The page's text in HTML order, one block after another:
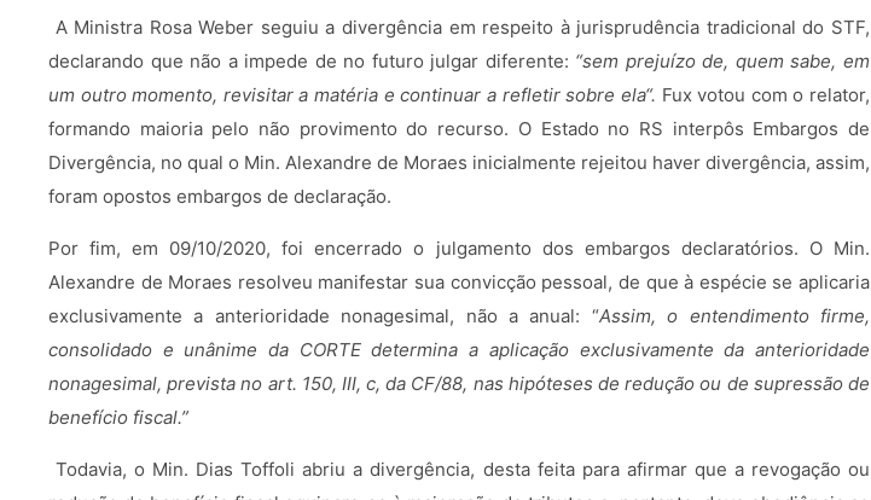
A Ministra Rosa Weber seguiu a divergência em respeito à jurisprudência tradicional do STF,
declarando que não a impede de no futuro julgar diferente: “sem prejuízo de, quem sabe, em
um outro momento, revisitar a matéria e continuar a refletir sobre ela“. Fux votou com o relator,
formando maioria pelo não provimento do recurso. O Estado no RS interpôs Embargos de
Divergência, no qual o Min. Alexandre de Moraes inicialmente rejeitou haver divergência, assim,
foram opostos embargos de declaração.
Por fim, em 09/10/2020, foi encerrado o julgamento dos embargos declaratórios. O Min.
Alexandre de Moraes resolveu manifestar sua convicção pessoal, de que à espécie se aplicaria
exclusivamente a anterioridade nonagesimal, não a anual: “Assim, o entendimento firme,
consolidado e unânime da CORTE determina a aplicação exclusivamente da anterioridade
nonagesimal, prevista no art. 150, III, c, da CF/88, nas hipóteses de redução ou de supressão de
benefício fiscal.”
Todavia, o Min. Dias Toffoli abriu a divergência, desta feita para afirmar que a revogação ou